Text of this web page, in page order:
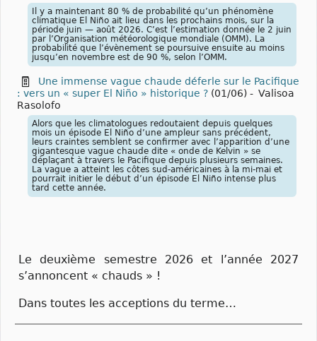
Il y a maintenant 80 % de probabilité qu’un phénomène
climatique El Niño ait lieu dans les prochains mois, sur la
période juin — août 2026. C’est l’estimation donnée le 2 juin
par l’Organisation météorologique mondiale (OMM). La
probabilité que l’évènement se poursuive ensuite au moins
jusqu’en novembre est de 90 %, selon l’OMM.
Une immense vague chaude déferle sur le Pacifique
: vers un « super El Niño » historique ? (01/06) - Valisoa
Rasolofo
Alors que les climatologues redoutaient depuis quelques
mois un épisode El Niño d’une ampleur sans précédent,
leurs craintes semblent se confirmer avec l’apparition d’une
gigantesque vague chaude dite « onde de Kelvin » se
déplaçant à travers le Pacifique depuis plusieurs semaines.
La vague a atteint les côtes sud-américaines à la mi-mai et
pourrait initier le début d’un épisode El Niño intense plus
tard cette année.
Le deuxième semestre 2026 et l’année 2027
s’annoncent « chauds » !
Dans toutes les acceptions du terme…